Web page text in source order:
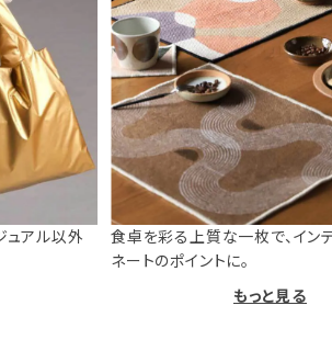
ュアル以外
食卓を彩る上質な一枚で、イン
ネートのポイントに。
もっと見る